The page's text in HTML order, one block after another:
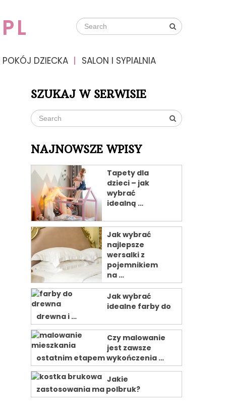
POKÓJ DZIECKA SALON I SYPIALNIA
SZUKAJ W SERWISIE
NAJNOWSZE WPISY
Tapety dla
dzieci – jak
wybrać
idealną …
Jak wybrać
najlepsze
wersalki z
pojemnikiem
na …
Jak wybrać
idealne farby do
drewna i …
Czy malowanie
jest zawsze
ostatnim etapem wykończenia …
Jakie
zastosowania ma polbruk?